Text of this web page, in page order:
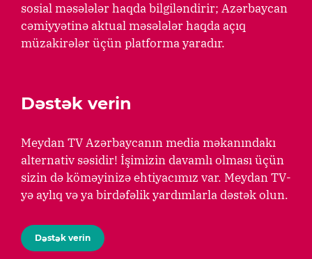
sosial məsələlər haqda bilgiləndirir; Azərbaycan
cəmiyyətinə aktual məsələlər haqda açıq
müzakirələr üçün platforma yaradır.
Dəstək verin
Meydan TV Azərbaycanın media məkanındakı
alternativ səsidir! İşimizin davamlı olması üçün
sizin də köməyinizə ehtiyacımız var. Meydan TV-
yə aylıq və ya birdəfəlik yardımlarla dəstək olun.
Dəstək verin